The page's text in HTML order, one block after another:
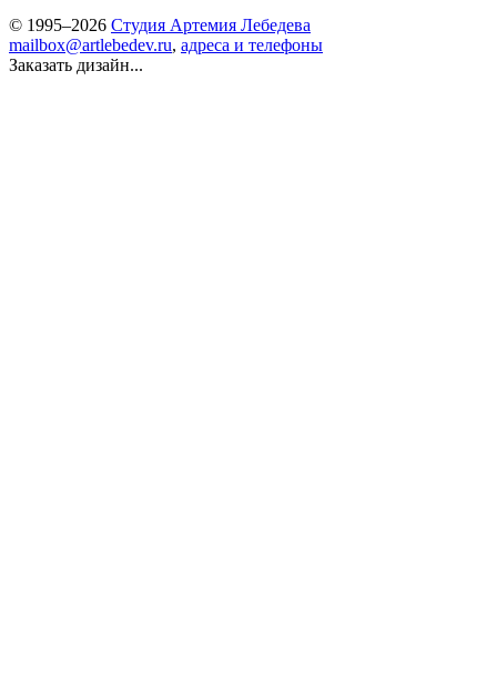
© 1995–2026 Студия Артемия Лебедева
mailbox@artlebedev.ru, адреса и телефоны
Заказать дизайн...